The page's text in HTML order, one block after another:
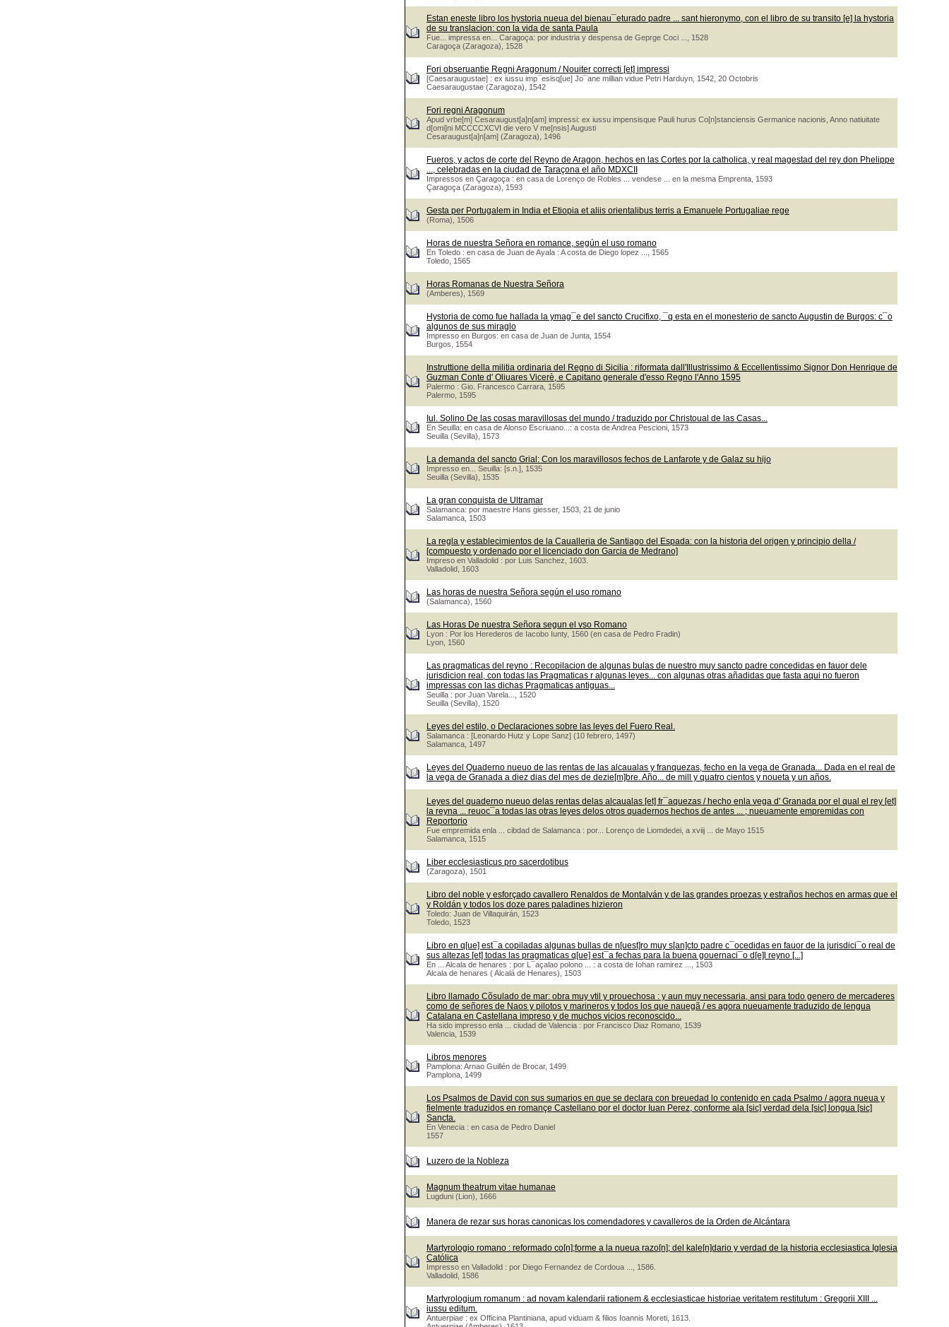
Estan eneste libro los hystoria nueua del bienau¯eturado padre ... sant hieronymo, con el libro de su transito [e] la hystoria
de su translacion: con la vida de santa Paula
Fue... impressa en... Caragoça: por industria y despensa de Geprge Coci ..., 1528
Caragoça (Zaragoza), 1528
Fori obseruantie Regni Aragonum / Nouiter correcti [et] impressi
[Caesaraugustae] : ex iussu imp¯esisq[ue] Jo¯ane millian vidue Petri Harduyn, 1542, 20 Octobris
Caesaraugustae (Zaragoza), 1542
Fori regni Aragonum
Apud vrbe[m] Cesaraugust[a]n[am] impressi: ex iussu impensisque Pauli hurus Co[n]stanciensis Germanice nacionis, Anno natiuitate
d[omi]ni MCCCCXCVI die vero V me[nsis] Augusti
Cesaraugust[a]n[am] (Zaragoza), 1496
Fueros, y actos de corte del Reyno de Aragon, hechos en las Cortes por la catholica, y real magestad del rey don Phelippe
..., celebradas en la ciudad de Taraçona el año MDXCII
Impressos en Çaragoça : en casa de Lorenço de Robles ... vendese ... en la mesma Emprenta, 1593
Çaragoça (Zaragoza), 1593
Gesta per Portugalem in India et Etiopia et aliis orientalibus terris a Emanuele Portugaliae rege
(Roma), 1506
Horas de nuestra Señora en romance, según el uso romano
En Toledo : en casa de Juan de Ayala : A costa de Diego lopez ..., 1565
Toledo, 1565
Horas Romanas de Nuestra Señora
(Amberes), 1569
Hystoria de como fue hallada la ymag¯e del sancto Crucifixo, ¯q esta en el monesterio de sancto Augustin de Burgos: c¯o
algunos de sus miraglo
Impresso en Burgos: en casa de Juan de Junta, 1554
Burgos, 1554
Instruttione della militia ordinaria del Regno di Sicilia : riformata dall'Illustrissimo & Eccellentissimo Signor Don Henrique de
Guzman Conte d' Oliuares Vicerè, e Capitano generale d'esso Regno l'Anno 1595
Palermo : Gio. Francesco Carrara, 1595
Palermo, 1595
Iul. Solino De las cosas maravillosas del mundo / traduzido por Christoual de las Casas...
En Seuilla: en casa de Alonso Escriuano...: a costa de Andrea Pescioni, 1573
Seuilla (Sevilla), 1573
La demanda del sancto Grial: Con los maravillosos fechos de Lanfarote y de Galaz su hijo
Impresso en... Seuilla: [s.n.], 1535
Seuilla (Sevilla), 1535
La gran conquista de Ultramar
Salamanca: por maestre Hans giesser, 1503, 21 de junio
Salamanca, 1503
La regla y establecimientos de la Caualleria de Santiago del Espada: con la historia del origen y principio della /
[compuesto y ordenado por el licenciado don Garcia de Medrano]
Impreso en Valladolid : por Luis Sanchez, 1603.
Valladolid, 1603
Las horas de nuestra Señora según el uso romano
(Salamanca), 1560
Las Horas De nuestra Señora segun el vso Romano
Lyon : Por los Herederos de Iacobo Iunty, 1560 (en casa de Pedro Fradin)
Lyon, 1560
Las pragmaticas del reyno : Recopilacion de algunas bulas de nuestro muy sancto padre concedidas en fauor dele
jurisdicion real, con todas las Pragmaticas r algunas leyes... con algunas otras añadidas que fasta aqui no fueron
impressas con las dichas Pragmaticas antiguas...
Seuilla : por Juan Varela..., 1520
Seuilla (Sevilla), 1520
Leyes del estilo, o Declaraciones sobre las leyes del Fuero Real.
Salamanca : [Leonardo Hutz y Lope Sanz] (10 febrero, 1497)
Salamanca, 1497
Leyes del Quaderno nueuo de las rentas de las alcaualas y franquezas, fecho en la vega de Granada... Dada en el real de
la vega de Granada a diez dias del mes de dezie[m]bre. Año... de mill y quatro cientos y noueta y un años.
Leyes del quaderno nueuo delas rentas delas alcaualas [et] fr¯aquezas / hecho enla vega d' Granada por el qual el rey [et]
la reyna ... reuoc¯a todas las otras leyes delos otros quadernos hechos de antes ... ; nueuamente empremidas con
Reportorio
Fue empremida enla ... cibdad de Salamanca : por... Lorenço de Liomdedei, a xviij ... de Mayo 1515
Salamanca, 1515
Liber ecclesiasticus pro sacerdotibus
(Zaragoza), 1501
Libro del noble y esforçado cavallero Renaldos de Montalván y de las grandes proezas y estraños hechos en armas que el
y Roldán y todos los doze pares paladines hizieron
Toledo: Juan de Villaquirán, 1523
Toledo, 1523
Libro en q[ue] est¯a copiladas algunas bullas de n[uest]ro muy s[an]cto padre c¯ocedidas en fauor de la jurisdici¯o real de
sus altezas [et] todas las pragmaticas q[ue] est¯a fechas para la buena gouernaci¯o d[e]l reyno [...]
En ... Alcala de henares : por L¯açalao polono ... : a costa de Iohan ramirez ..., 1503
Alcala de henares ( Alcalá de Henares), 1503
Libro llamado Cõsulado de mar: obra muy vtil y prouechosa : y aun muy necessaria, ansi para todo genero de mercaderes
como de señores de Naos y pilotos y marineros y todos los que nauegã / es agora nueuamente traduzido de lengua
Catalana en Castellana impreso y de muchos vicios reconoscido...
Ha sido impresso enla ... ciudad de Valencia : por Francisco Diaz Romano, 1539
Valencia, 1539
Libros menores
Pamplona: Arnao Guillén de Brocar, 1499
Pamplona, 1499
Los Psalmos de David con sus sumarios en que se declara con breuedad lo contenido en cada Psalmo / agora nueua y
fielmente traduzidos en romançe Castellano por el doctor Iuan Perez, conforme ala [sic] verdad dela [sic] longua [sic]
Sancta.
En Venecia : en casa de Pedro Daniel
1557
Luzero de la Nobleza
Magnum theatrum vitae humanae
Lugduni (Lion), 1666
Manera de rezar sus horas canonicas los comendadores y cavalleros de la Orden de Alcántara
Martyrologio romano : reformado co[n];forme a la nueua razo[n]; del kale[n]dario y verdad de la historia ecclesiastica Iglesia
Católica
Impresso en Valladolid : por Diego Fernandez de Cordoua ..., 1586.
Valladolid, 1586
Martyrologium romanum : ad novam kalendarii rationem & ecclesiasticae historiae veritatem restitutum : Gregorii XIII ...
iussu editum.
Antuerpiae : ex Officina Plantiniana, apud viduam & filios Ioannis Moreti, 1613.